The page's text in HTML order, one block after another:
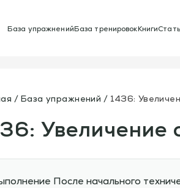
База упражненийБаза тренировокКниги
База упражнений 1436:
Увеличение
После начального